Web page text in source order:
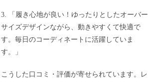
3. 「履き心地が良い！ゆったりとしたオーバー
サイズデザインながら、動きやすくて快適で
す。毎日のコーディネートに活躍していま
す。」
こうした口コミ・評価が寄せられています。レ